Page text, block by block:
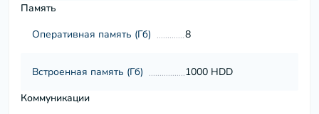
Память
Оперативная память (Гб)
8
Встроенная память (Гб)
1000 HDD
Коммуникации